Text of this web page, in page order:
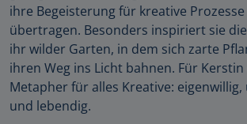
ihre Begeisterung für kreative
übertragen. Besonders inspiriert sie
ihr wilder Garten, in dem sich zarte
ihren Weg ins Licht bahnen. Für
Metapher für alles Kreative:
und lebendig.